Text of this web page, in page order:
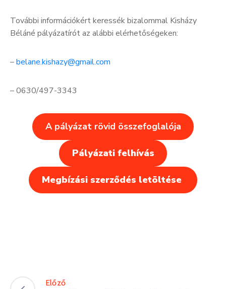
További információkért keressék bizalommal Kisházy
Béláné pályázatírót az alábbi elérhetőségeken:
–belane.kishazy@gmail.com
– 0630/497-3343
A pályázat rövid összefoglalója
Pályázati felhívás
Megbízási szerződés letöltése
Előző